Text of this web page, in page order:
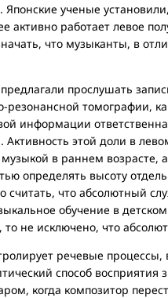
ученые
работает левое
что музыканты, в
прослушать
томографии,
информации
этой доли в
в раннем
определять высоту
что абсолютный
обучение в
то не исключено, что
речевые
способ восприятия
когда композитор